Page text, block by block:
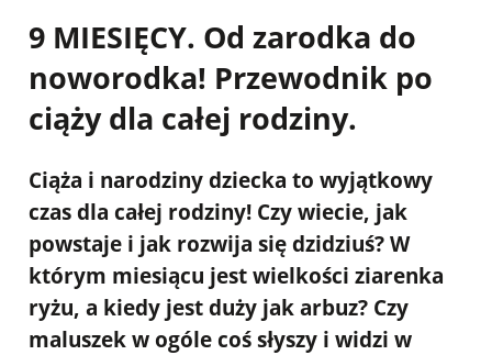
9 MIESIĘCY. Od zarodka do
noworodka! Przewodnik po
ciąży dla całej rodziny.
Ciąża i narodziny dziecka to wyjątkowy
czas dla całej rodziny! Czy wiecie, jak
powstaje i jak rozwija się dzidziuś? W
którym miesiącu jest wielkości ziarenka
ryżu, a kiedy jest duży jak arbuz? Czy
maluszek w ogóle coś słyszy i widzi w